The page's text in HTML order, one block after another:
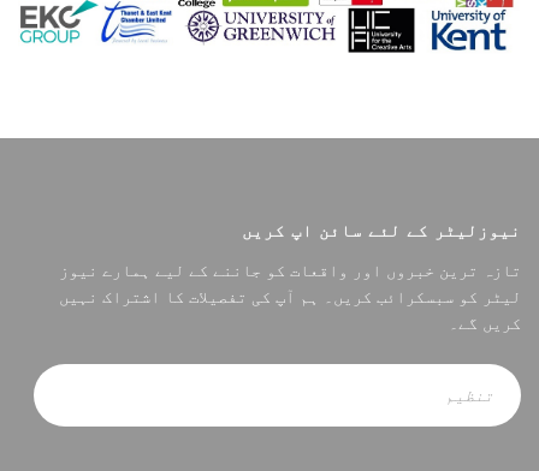
نیوزلیٹر کے لئے سائن اپ کریں
تازہ ترین خبروں اور واقعات کو جاننے کے لیے ہمارے نیوز
لیٹر کو سبسکرائب کریں۔ ہم آپ کی تفصیلات کا اشتراک نہیں
کریں گے۔